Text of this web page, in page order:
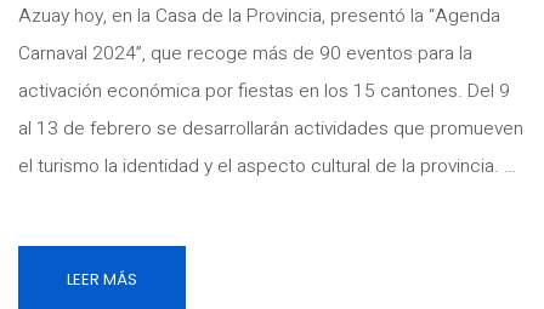
Azuay hoy, en la Casa de la Provincia, presentó la “Agenda
Carnaval 2024”, que recoge más de 90 eventos para la
activación económica por fiestas en los 15 cantones. Del 9
al 13 de febrero se desarrollarán actividades que promueven
el turismo la identidad y el aspecto cultural de la provincia. …
LEER MÁS